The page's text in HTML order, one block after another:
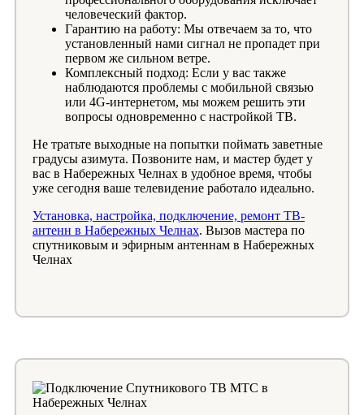
человеческий фактор.
Гарантию на работу: Мы отвечаем за то, что
установленный нами сигнал не пропадет при
первом же сильном ветре.
Комплексный подход: Если у вас также
наблюдаются проблемы с мобильной связью
или 4G-интернетом, мы можем решить эти
вопросы одновременно с настройкой ТВ.
Не тратьте выходные на попытки поймать заветные
градусы азимута. Позвоните нам, и мастер будет у
вас в Набережных Челнах в удобное время, чтобы
уже сегодня ваше телевидение работало идеально.
Установка, настройка, подключение, ремонт ТВ-
антенн в Набережных Челнах. Вызов мастера по
спутниковым и эфирным антеннам в Набережных
Челнах